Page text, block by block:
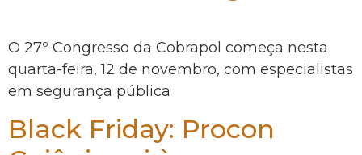
O 27º Congresso da Cobrapol começa nesta
quarta-feira, 12 de novembro, com especialistas
em segurança pública
Black Friday: Procon